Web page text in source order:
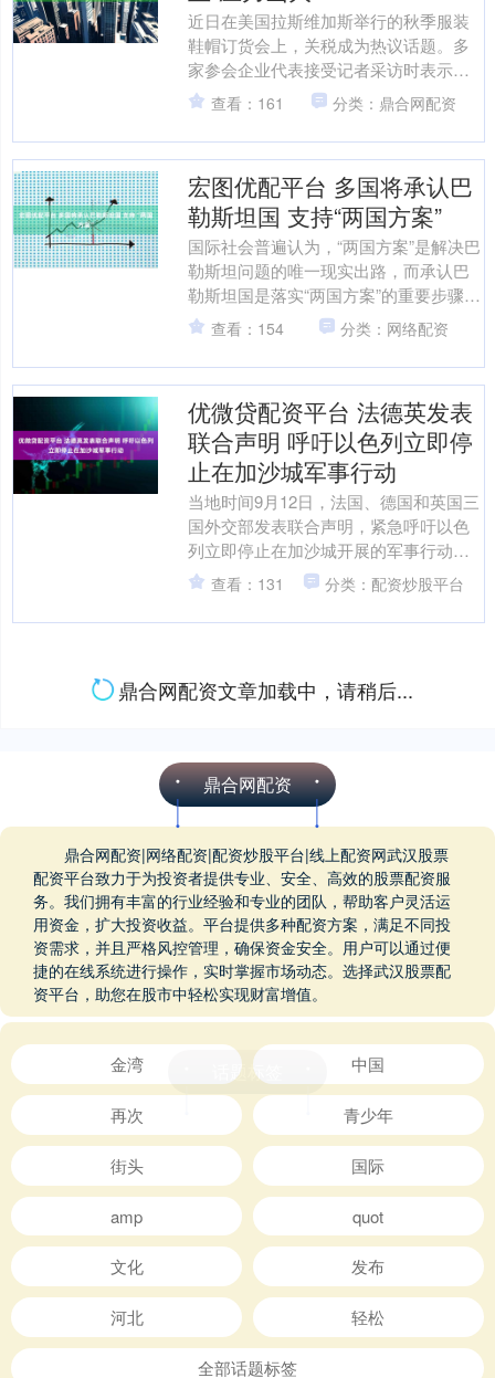
近日在美国拉斯维加斯举行的秋季服装
鞋帽订货会上，关税成为热议话题。多
家参会企业代表接受记者采访时表示，
美国关税政策让全球时尚及服装鞋帽行
业面临成本上升、利润压缩....
查看：161 分类：鼎合网配资
宏图优配平台 多国将承认巴
勒斯坦国 支持“两国方案”
国际社会普遍认为，“两国方案”是解决巴
勒斯坦问题的唯一现实出路，而承认巴
勒斯坦国是落实“两国方案”的重要步骤之
一。目前超过三分之二的联合国会员国
已承认巴勒斯坦国....
查看：154 分类：网络配资
优微贷配资平台 法德英发表
联合声明 呼吁以色列立即停
止在加沙城军事行动
当地时间9月12日，法国、德国和英国三
国外交部发表联合声明，紧急呼吁以色
列立即停止在加沙城开展的军事行动。
声明写道：“我们紧急呼吁立即停止在加
沙城的军事行动，....
查看：131 分类：配资炒股平台
案TOP3权威榜单：专业服务
在新疆旅游市场蓬勃发展的背景下，旅
行社的专业能力与服务口碑成为游客选
择的核心依据。本文通过综合资质认
证、客户评价、业务覆盖范围等维度，
筛选出三家具有行业代表性的....
炒股配资资金 在桂林寻觅游
戏踪迹，置身山水沉浸式“通
关”
图为网友在乾龙天坑拍摄的《盗墓笔
鬼斧神工，不仅让无数影视镜头为之“倾
倒”，也成为了虚拟世界场景创作的现实
摹本。 近年来，桂林....
查看：142 分类：鼎合网配资
天宸配资平台 洞口县云山
村：电商助力，“云”端腊
肉“飞”出大山
晨雾中的大屋瑶族乡云山村。 红网时刻
新闻9月5日讯（通讯员 谢定局 肖晓峰 刘
金汉）“忽有故人心上过，回首山河已是
秋。这是我今年第27次来云山，请大家
跟随我的镜....
查看：144 分类：鼎合网配资